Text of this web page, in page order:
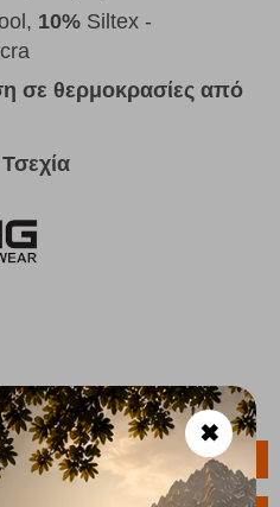
10% Siltex -
σε θερμοκρασίες από
✖